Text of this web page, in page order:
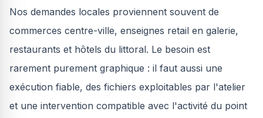
Nos demandes locales proviennent souvent de
commerces centre-ville, enseignes retail en galerie,
restaurants et hôtels du littoral. Le besoin est
rarement purement graphique : il faut aussi une
exécution fiable, des fichiers exploitables par l'atelier
et une intervention compatible avec l'activité du point